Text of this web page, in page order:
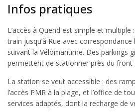
Infos pratiques
L’accès à Quend est simple et multiple
train jusqu’à Rue avec
suivant la Vélomaritime. Des parkings
permettent de stationner près du front
La station se veut accessible : des
l’accès PMR à la plage, et l’office de
services adaptés, dont la recharge de